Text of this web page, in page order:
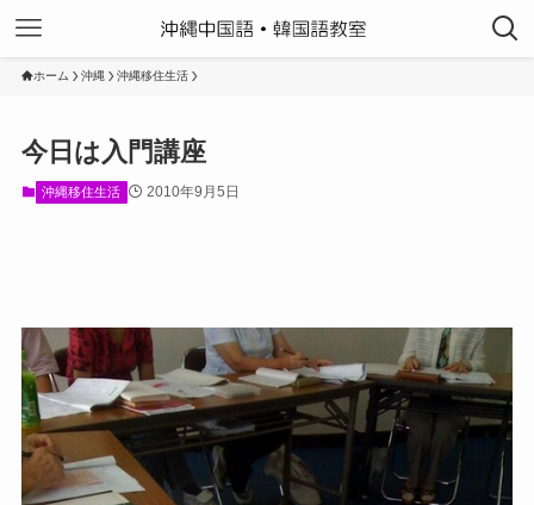
ホーム 沖縄 沖縄移住生活
今日は入門講座
沖縄移住生活 2010年9月5日